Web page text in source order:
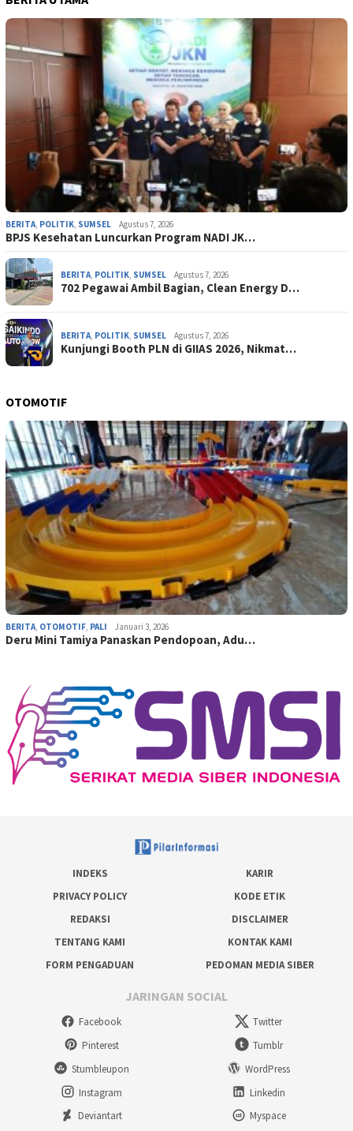
BERITA, POLITIK, SUMSEL Agustus 7, 2026
BPJS Kesehatan Luncurkan Program NADI JK…
BERITA, POLITIK, SUMSEL Agustus 7, 2026
702 Pegawai Ambil Bagian, Clean Energy D…
BERITA, POLITIK, SUMSEL Agustus 7, 2026
Kunjungi Booth PLN di GIIAS 2026, Nikmat…
OTOMOTIF
BERITA OTOMOTIF PALI Januari 3, 2026
Deru Mini Tamiya Panaskan Pendopoan, Adu…
INDEKS
KARIR
PRIVACY POLICY
KODE ETIK
REDAKSI
DISCLAIMER
TENTANG KAMI
KONTAK KAMI
FORM PENGADUAN
PEDOMAN MEDIA SIBER
JARINGAN SOCIAL
Facebook
Twitter
Pinterest
Tumblr
Stumbleupon
WordPress
Instagram
Linkedin
Deviantart
Myspace